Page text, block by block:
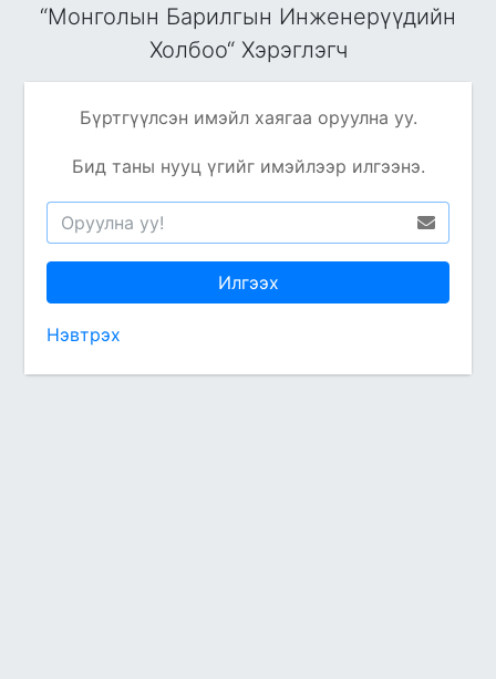
“Монголын Барилгын Инженерүүдийн
Холбоо“ Хэрэглэгч
Бүртгүүлсэн имэйл хаягаа оруулна уу.
Бид таны нууц үгийг имэйлээр илгээнэ.
Нэвтрэх